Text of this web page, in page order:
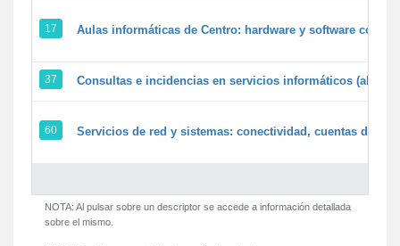
17 Aulas informáticas de Centro: hardware y software
37 Consultas e incidencias en servicios informáticos
60 Servicios de red y sistemas: conectividad, cuentas de
NOTA: Al pulsar sobre un descriptor se accede a información detallada
sobre el mismo.